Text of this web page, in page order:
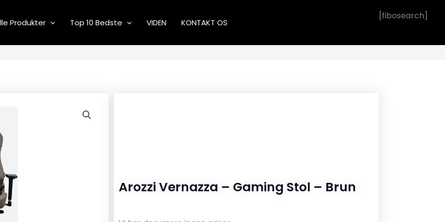
Produkter Top 10 Bedste VIDEN KONTAKT OS
[fibosearch]
Arozzi Vernazza – Gaming Stol – Brun